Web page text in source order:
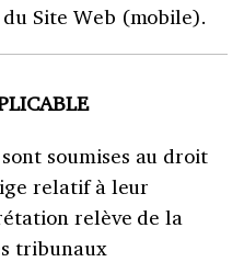
Site Web (mobile).
soumises au droit
relatif à leur
relève de la
tribunaux